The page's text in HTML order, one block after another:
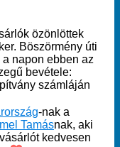
özönlöttek
Böszörmény úti
napon ebben az
bevétele:
számláján
-nak a
Tamásnak, aki
kedvesen